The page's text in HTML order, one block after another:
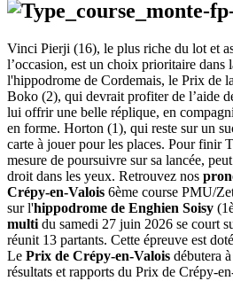
Vinci Pierji (16), le plus riche du lot et
l’occasion, est un choix prioritaire dans
l'hippodrome de Cordemais, le Prix de
Boko (2), qui devrait profiter de l’aide
lui offrir une belle réplique, en
en forme. Horton (1), qui reste sur un
carte à jouer pour les places. Pour finir
mesure de poursuivre sur sa lancée,
droit dans les yeux. Retrouvez nos
Crépy-en-Valois 6ème course PMU/
sur l'hippodrome de Enghien Soisy
multi du samedi 27 juin 2026 se court
réunit 13 partants. Cette épreuve est
Le Prix de Crépy-en-Valois débutera
résultats et rapports du Prix de Crépy-